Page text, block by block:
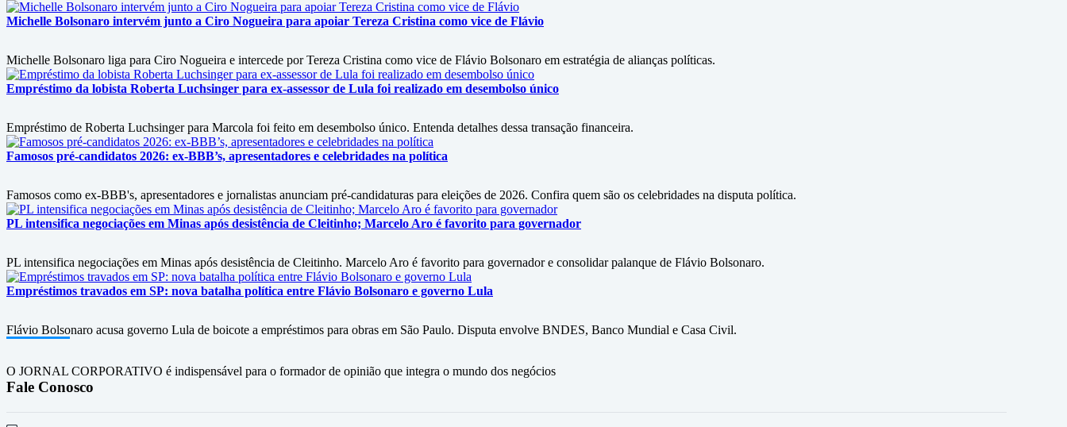
Michelle Bolsonaro intervém junto a Ciro Nogueira para apoiar Tereza Cristina como vice de Flávio
Michelle Bolsonaro liga para Ciro Nogueira e intercede por Tereza Cristina como vice de Flávio Bolsonaro em estratégia de alianças políticas.
Empréstimo da lobista Roberta Luchsinger para ex-assessor de Lula foi realizado em desembolso único
Empréstimo de Roberta Luchsinger para Marcola foi feito em desembolso único. Entenda detalhes dessa transação financeira.
Famosos pré-candidatos 2026: ex-BBB’s, apresentadores e celebridades na política
Famosos como ex-BBB's, apresentadores e jornalistas anunciam pré-candidaturas para eleições de 2026. Confira quem são os celebridades na disputa política.
PL intensifica negociações em Minas após desistência de Cleitinho; Marcelo Aro é favorito para governador
PL intensifica negociações em Minas após desistência de Cleitinho. Marcelo Aro é favorito para governador e consolidar palanque de Flávio Bolsonaro.
Empréstimos travados em SP: nova batalha política entre Flávio Bolsonaro e governo Lula
Flávio Bolsonaro acusa governo Lula de boicote a empréstimos para obras em São Paulo. Disputa envolve BNDES, Banco Mundial e Casa Civil.
O JORNAL CORPORATIVO é indispensável para o formador de opinião que integra o mundo dos negócios
Fale Conosco